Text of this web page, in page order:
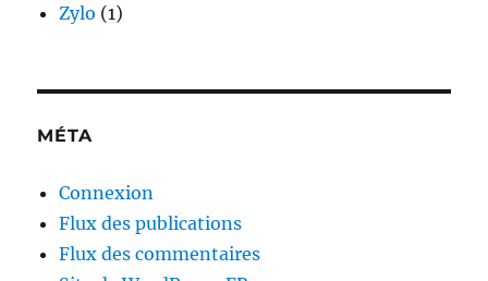
Zylo (1)
MÉTA
Connexion
Flux des publications
Flux des commentaires